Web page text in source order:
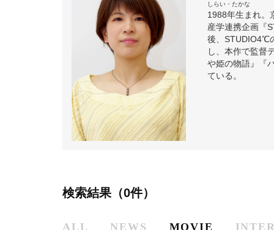
しらい・たかな
1988年生まれ。
産学連携企画『
後、STUDIO4℃
し、本作で監督
や姫の物語』『
ている。
検索結果（0件）
ALL NEWS MOVIE